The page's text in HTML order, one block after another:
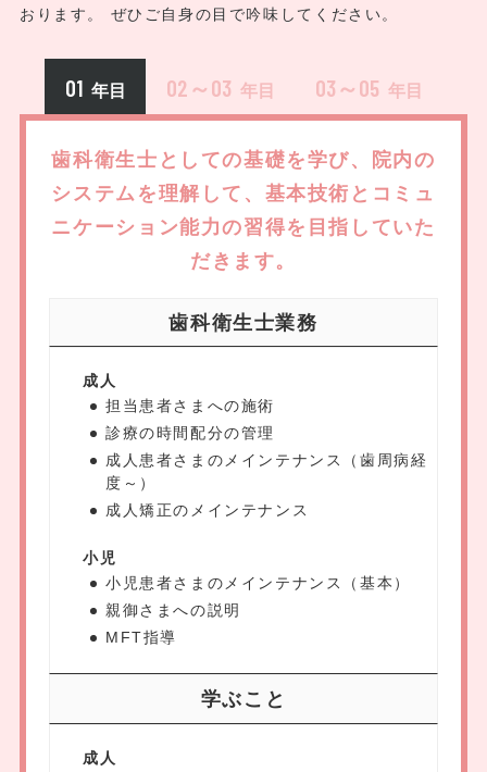
おります。 ぜひご自身の目で吟味してください。
01 02～03 03～05
歯科衛生士としての基礎を学び、院内の
システムを理解して、 基本技術とコミュ
ニケーション能力の習得を目指していた
だきます。
歯科衛生士業務
成人
担当患者さまへの施術
診療の時間配分の管理
成人患者さまのメインテナンス（歯周病経
度～）
成人矯正のメインテナンス
小児
小児患者さまのメインテナンス（基本）
親御さまへの説明
MFT指導
学ぶこと
成人